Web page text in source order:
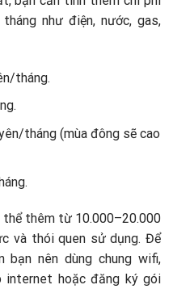
như điện, nước, gas,
tháng.
tháng (mùa đông sẽ cao
thể thêm từ 10.000–20.000
và thói quen sử dụng. Để
bạn nên dùng chung wifi,
internet hoặc đăng ký gói